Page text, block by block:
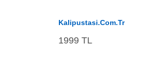
Kalipustasi.com.tr
1999 TL